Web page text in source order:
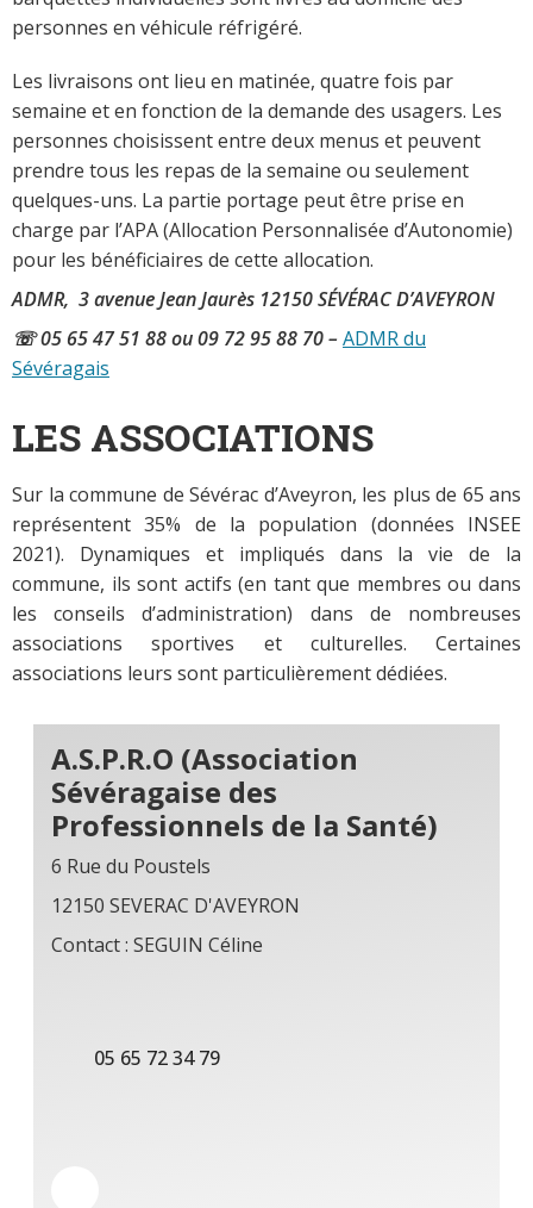
personnes en véhicule réfrigéré.
Les livraisons ont lieu en matinée, quatre fois par
semaine et en fonction de la demande des usagers. Les
personnes choisissent entre deux menus et peuvent
prendre tous les repas de la semaine ou seulement
quelques-uns. La partie portage peut être prise en
charge par l’APA (Allocation Personnalisée d’Autonomie)
pour les bénéficiaires de cette allocation.
ADMR, 3 avenue Jean Jaurès 12150 SÉVÉRAC D’AVEYRON
☏ 05 65 47 51 88 ou 09 72 95 88 70 – ADMR du
Sévéragais
LES ASSOCIATIONS
Sur la commune de Sévérac d’Aveyron, les plus de 65 ans
représentent 35% de la population (données INSEE
2021). Dynamiques et impliqués dans la vie de la
commune, ils sont actifs (en tant que membres ou dans
les conseils d’administration) dans de nombreuses
associations sportives et culturelles. Certaines
associations leurs sont particulièrement dédiées.
A.S.P.R.O (Association
Sévéragaise des
Professionnels de la Santé)
6 Rue du Poustels
12150 SEVERAC D'AVEYRON
Contact : SEGUIN Céline
05 65 72 34 79